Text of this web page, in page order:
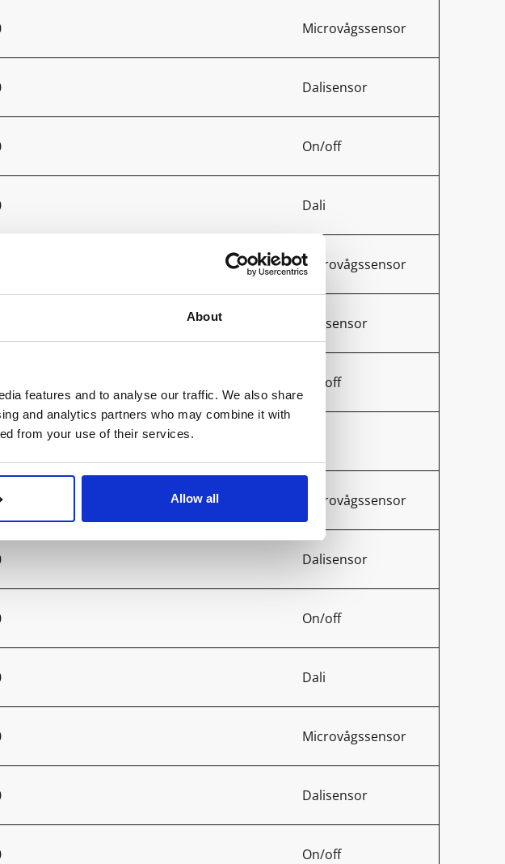
About
features and to analyse our traffic. We also share
and analytics partners who may combine it with
from your use of their services.
Allow all
Microvågssensor
Dalisensor
On/off
Dali
Microvågssensor
Dalisensor
On/off
Microvågssensor
Dalisensor
On/off
Dali
Microvågssensor
Dalisensor
On/off